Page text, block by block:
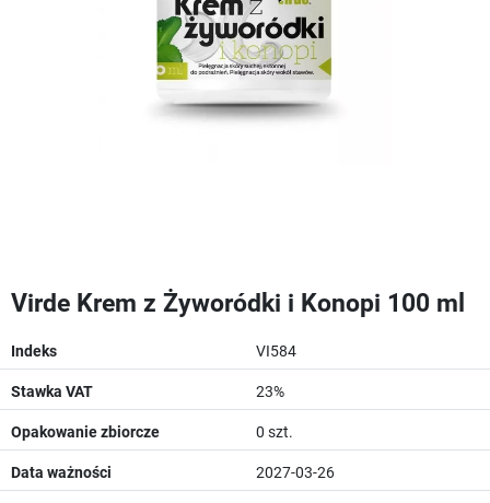
Virde Krem z Żyworódki i Konopi 100 ml
Indeks VI584
Stawka VAT 23%
Opakowanie zbiorcze 0 szt.
Data ważności 2027-03-26